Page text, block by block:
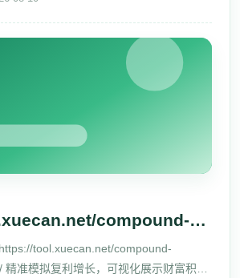
compound-
tool.xuecan.net/compound-
准模拟复利增长，可视化展示财富积累